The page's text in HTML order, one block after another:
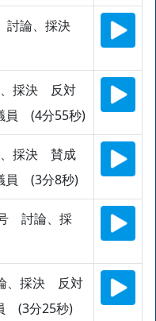
討論、採決
採決 反対
員 (4分55秒)
採決 賛成
員 (3分8秒)
討論、採
、採決 反対
(3分25秒)